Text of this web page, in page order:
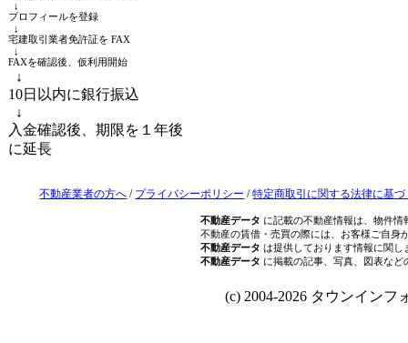
↓
プロフィールを登録
↓
宅建取引業者免許証を FAX
↓
FAXを確認後、仮利用開始
↓
10日以内に銀行振込
↓
入金確認後、期限を１年後
に延長
不動産業者の方へ / プライバシーポリシー /特定商取引に関する法律に基
不動産データ に記載の不動産情報は、物件
不動産の賃借・売買の際には、お客様ご自身
不動産データ は提供しております情報に関し
不動産データ に掲載の記事、写真、図表な
(c) 2004-2026 タウンインフ